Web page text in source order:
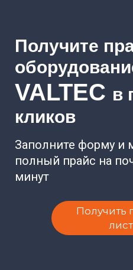
Получить
лист
Заполните форму
полный прайс на
минут
Получите
VALTEC в
кликов